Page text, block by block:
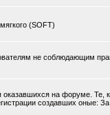
(SOFT)
не соблюдающим
на форуме. Те,
создавших оные: За